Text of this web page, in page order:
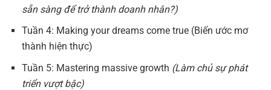
sẵn sàng để trở thành doanh nhân?)
Tuần 4: Making your dreams come true (Biến ước mơ
thành hiện thực)
Tuần 5: Mastering massive growth (Làm chủ sự phát
triển vượt bậc)